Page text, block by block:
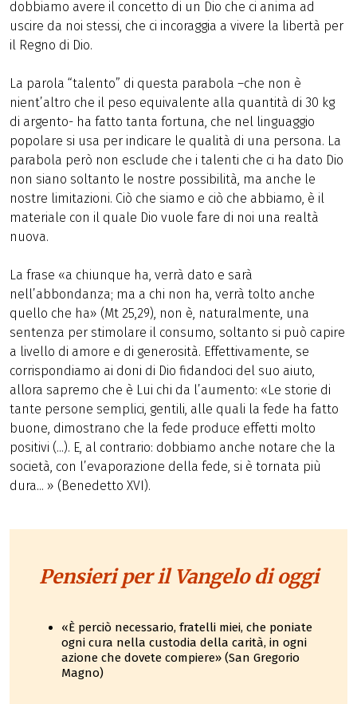
dobbiamo avere il concetto di un Dio che ci anima ad
uscire da noi stessi, che ci incoraggia a vivere la libertà per
il Regno di Dio.
La parola “talento” di questa parabola –che non è
nient’altro che il peso equivalente alla quantità di 30 kg
di argento- ha fatto tanta fortuna, che nel linguaggio
popolare si usa per indicare le qualità di una persona. La
parabola però non esclude che i talenti che ci ha dato Dio
non siano soltanto le nostre possibilità, ma anche le
nostre limitazioni. Ciò che siamo e ciò che abbiamo, è il
materiale con il quale Dio vuole fare di noi una realtà
nuova.
La frase «a chiunque ha, verrà dato e sarà
nell’abbondanza; ma a chi non ha, verrà tolto anche
quello che ha» (Mt 25,29), non è, naturalmente, una
sentenza per stimolare il consumo, soltanto si può capire
a livello di amore e di generosità. Effettivamente, se
corrispondiamo ai doni di Dio fidandoci del suo aiuto,
allora sapremo che è Lui chi da l’aumento: «Le storie di
tante persone semplici, gentili, alle quali la fede ha fatto
buone, dimostrano che la fede produce effetti molto
positivi (...). E, al contrario: dobbiamo anche notare che la
società, con l’evaporazione della fede, si è tornata più
dura... » (Benedetto XVI).
Pensieri per il Vangelo di oggi
«È perciò necessario, fratelli miei, che poniate
ogni cura nella custodia della carità, in ogni
azione che dovete compiere» (San Gregorio
Magno)